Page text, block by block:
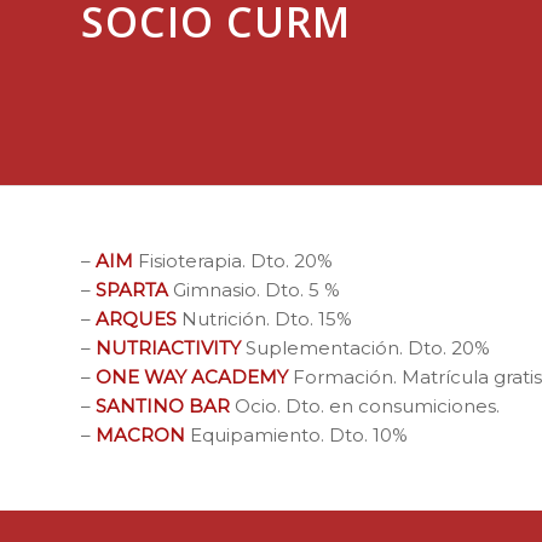
SOCIO CURM
– AIM Fisioterapia. Dto. 20%
– SPARTAGimnasio. Dto. 5 %
– ARQUES Nutrición. Dto. 15%
– NUTRIACTIVITYSuplementación. Dto. 20%
– ONE WAY ACADEMYFormación. Matrícula gratis
– SANTINO BAR Ocio. Dto. en consumiciones.
– MACRON Equipamiento. Dto. 10%